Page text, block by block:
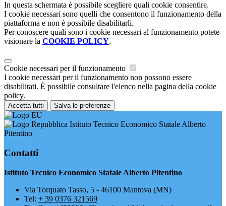
In questa schermata è possibile scegliere quali cookie consentire.
I cookie necessari sono quelli che consentono il funzionamento della
piattaforma e non è possibile disabilitarli.
Per conoscere quali sono i cookie necessari al funzionamento potete
visionare la COOKIE POLICY.
Cookie necessari per il funzionamento
I cookie necessari per il funzionamento non possono essere
disabilitati. È possibile consultare l'elenco nella pagina della cookie
policy.
Accetta tutti Salva le preferenze
Istituto Tecnico Economico Statale Alberto
Pitentino
Contatti
Istituto Tecnico Economico Statale Alberto Pitentino
Via Torquato Tasso, 5 - 46100 Mantova (MN)
Tel: + 39 0376 321569